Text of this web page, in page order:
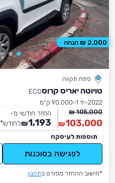
פתח תקווה
טויוטה יאריס קרוסECO
2022 יד 1
90,000 ק״מ
105,000 ₪
103,000
₪
החזר חודשי מ-
1,193
₪לחודש*
תוספות לעיסקה
לפגישה בסוכנות
*חישוב ההחזר מפורט בתקנון
2,000 ₪ הנחה